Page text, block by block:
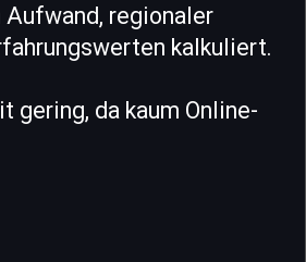
Aufwand, regionaler
kalkuliert.
gering, da kaum Online-